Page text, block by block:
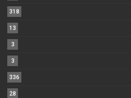
318
13
3
3
336
28